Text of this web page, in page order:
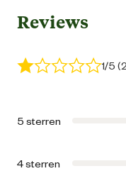
Ean
Artikel breedte
Reviews
1/5
5 sterren
4 sterren